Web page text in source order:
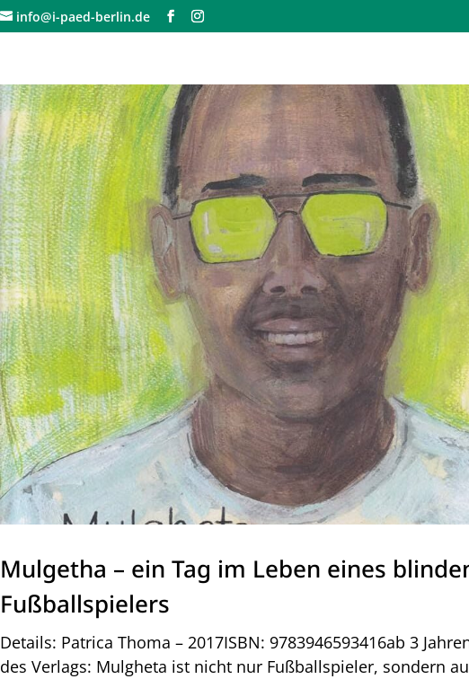
info@i-paed-berlin.de
Mulgetha – ein Tag im Leben eines
Fußballspielers
Details: Patrica Thoma – 2017ISBN: 9783946593416ab 3
des Verlags: Mulgheta ist nicht nur Fußballspieler, sondern